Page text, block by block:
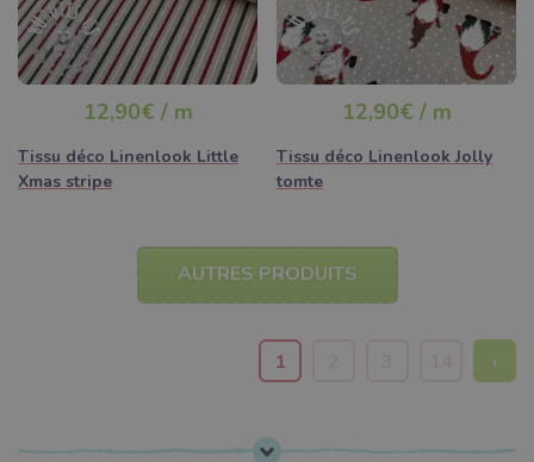
12,90€ / m
Tissu déco Linenlook Little
Xmas stripe
12,90€ / m
Tissu déco Linenlook Jolly
tomte
AUTRES PRODUITS
1 ›